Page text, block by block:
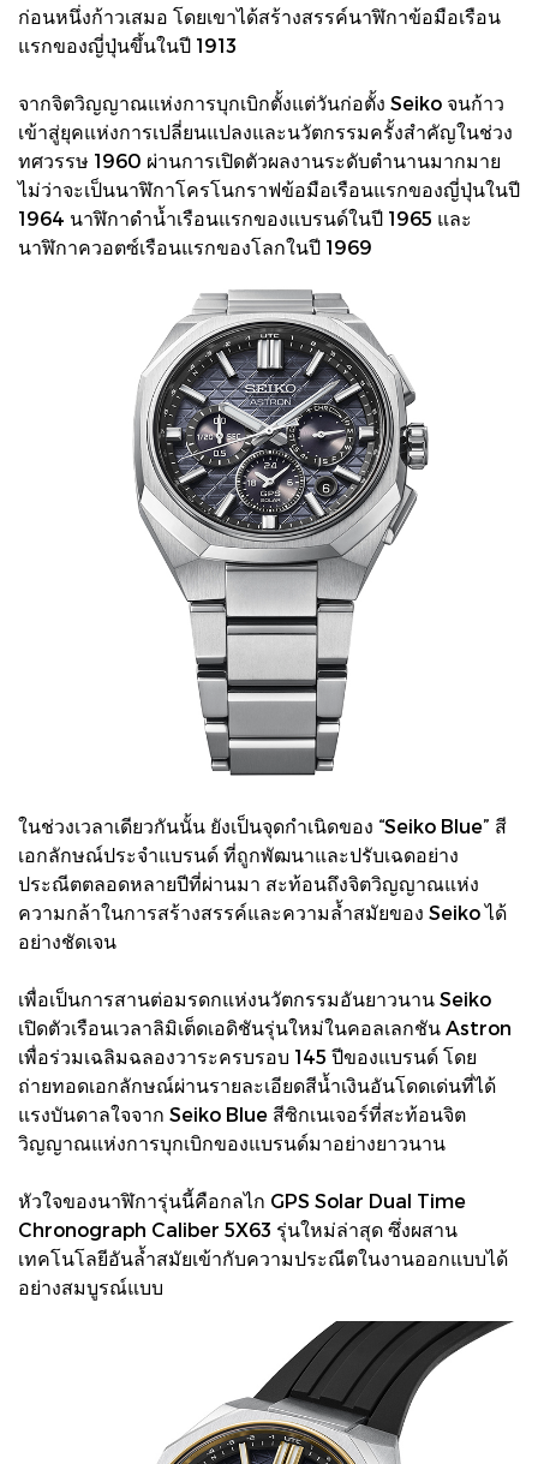
ก่อนหนึ่งก้าวเสมอ โดยเขาได้สร้างสรรค์นาฬิกาข้อมือเรือน
แรกของญี่ปุ่นขึ้นในปี 1913
จากจิตวิญญาณแห่งการบุกเบิกตั้งแต่วันก่อตั้ง Seiko จนก้าว
เข้าสู่ยุคแห่งการเปลี่ยนแปลงและนวัตกรรมครั้งสำคัญในช่วง
ทศวรรษ 1960 ผ่านการเปิดตัวผลงานระดับตำนานมากมาย
ไม่ว่าจะเป็นนาฬิกาโครโนกราฟข้อมือเรือนแรกของญี่ปุ่นในปี
1964 นาฬิกาดำน้ำเรือนแรกของแบรนด์ในปี 1965 และ
นาฬิกาควอตซ์เรือนแรกของโลกในปี 1969
ในช่วงเวลาเดียวกันนั้น ยังเป็นจุดกำเนิดของ “Seiko Blue” สี
เอกลักษณ์ประจำแบรนด์ ที่ถูกพัฒนาและปรับเฉดอย่าง
ประณีตตลอดหลายปีที่ผ่านมา สะท้อนถึงจิตวิญญาณแห่ง
ความกล้าในการสร้างสรรค์และความล้ำสมัยของ Seiko ได้
อย่างชัดเจน
เพื่อเป็นการสานต่อมรดกแห่งนวัตกรรมอันยาวนาน Seiko
เปิดตัวเรือนเวลาลิมิเต็ดเอดิชันรุ่นใหม่ในคอลเลกชัน Astron
เพื่อร่วมเฉลิมฉลองวาระครบรอบ 145 ปีของแบรนด์ โดย
ถ่ายทอดเอกลักษณ์ผ่านรายละเอียดสีน้ำเงินอันโดดเด่นที่ได้
แรงบันดาลใจจาก Seiko Blue สีซิกเนเจอร์ที่สะท้อนจิต
วิญญาณแห่งการบุกเบิกของแบรนด์มาอย่างยาวนาน
หัวใจของนาฬิการุ่นนี้คือกลไก GPS Solar Dual Time
Chronograph Caliber 5X63 รุ่นใหม่ล่าสุด ซึ่งผสาน
เทคโนโลยีอันล้ำสมัยเข้ากับความประณีตในงานออกแบบได้
อย่างสมบูรณ์แบบ